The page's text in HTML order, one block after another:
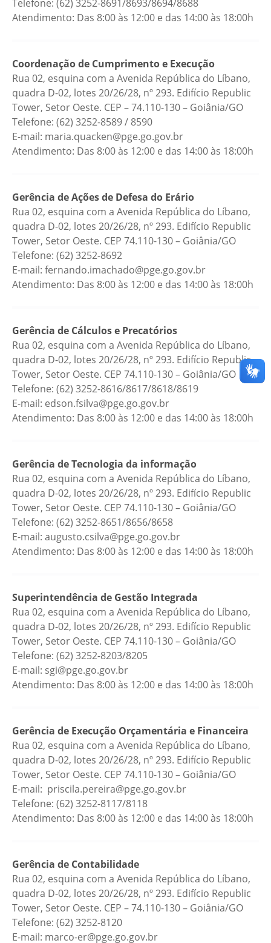
Telefone: (62) 3252-8691/8693/8694/8688
Atendimento: Das 8:00 às 12:00 e das 14:00 às 18:00h
Coordenação de Cumprimento e Execução
Rua 02, esquina com a Avenida República do Líbano,
quadra D-02, lotes 20/26/28, nº 293. Edifício Republic
Tower, Setor Oeste. CEP – 74.110-130 – Goiânia/GO
Telefone: (62) 3252-8589 / 8590
E-mail: maria.quacken@pge.go.gov.br
Atendimento: Das 8:00 às 12:00 e das 14:00 às 18:00h
Gerência de Ações de Defesa do Erário
Rua 02, esquina com a Avenida República do Líbano,
quadra D-02, lotes 20/26/28, nº 293. Edifício Republic
Tower, Setor Oeste. CEP 74.110-130 – Goiânia/GO
Telefone: (62) 3252-8692
E-mail: fernando.imachado@pge.go.gov.br
Atendimento: Das 8:00 às 12:00 e das 14:00 às 18:00h
Gerência de Cálculos e Precatórios
Rua 02, esquina com a Avenida República do Líbano,
quadra D-02, lotes 20/26/28, nº 293. Edifício Republic
Tower, Setor Oeste. CEP 74.110-130 – Goiânia/GO
Telefone: (62) 3252-8616/8617/8618/8619
E-mail: edson.fsilva@pge.go.gov.br
Atendimento: Das 8:00 às 12:00 e das 14:00 às 18:00h
Gerência de Tecnologia da informação
Rua 02, esquina com a Avenida República do Líbano,
quadra D-02, lotes 20/26/28, nº 293. Edifício Republic
Tower, Setor Oeste. CEP 74.110-130 – Goiânia/GO
Telefone: (62) 3252-8651/8656/8658
E-mail: augusto.csilva@pge.go.gov.br
Atendimento: Das 8:00 às 12:00 e das 14:00 às 18:00h
Superintendência de Gestão Integrada
Rua 02, esquina com a Avenida República do Líbano,
quadra D-02, lotes 20/26/28, nº 293. Edifício Republic
Tower, Setor Oeste. CEP 74.110-130 – Goiânia/GO
Telefone: (62) 3252-8203/8205
E-mail: sgi@pge.go.gov.br
Atendimento: Das 8:00 às 12:00 e das 14:00 às 18:00h
Gerência de Execução Orçamentária e Financeira
Rua 02, esquina com a Avenida República do Líbano,
quadra D-02, lotes 20/26/28, nº 293. Edifício Republic
Tower, Setor Oeste. CEP 74.110-130 – Goiânia/GO
E-mail: priscila.pereira@pge.go.gov.br
Telefone: (62) 3252-8117/8118
Atendimento: Das 8:00 às 12:00 e das 14:00 às 18:00h
Gerência de Contabilidade
Rua 02, esquina com a Avenida República do Líbano,
quadra D-02, lotes 20/26/28, nº 293. Edifício Republic
Tower, Setor Oeste. CEP – 74.110-130 – Goiânia/GO
Telefone: (62) 3252-8120
E-mail: marco-er@pge.go.gov.br